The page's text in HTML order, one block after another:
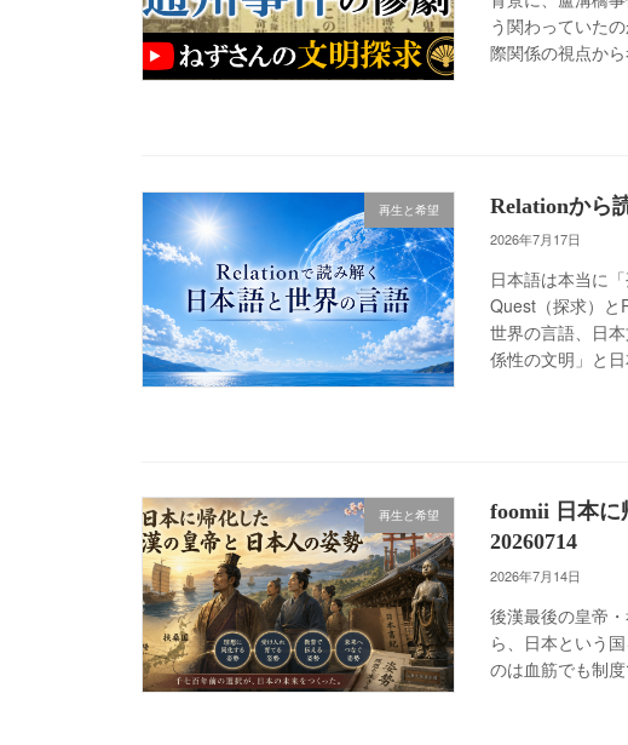
う関わっていた
際関係の視点から
再生と希望 Relationから
2026年7月17日
日本語は本当に
Quest（探求）と
世界の言語、日
係性の文明」と日
再生と希望
foomii 日本に
20260714
2026年7月14日
後漢最後の皇帝
ら、日本という
のは血筋でも制